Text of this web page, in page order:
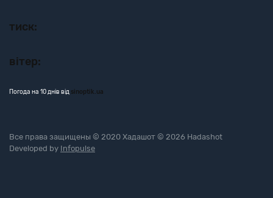
тиск:
вітер:
Погода на 10 днів від sinoptik.ua
Все права защищены © 2020 Хадашот © 2026 Hadashot
Developed by Infopulse